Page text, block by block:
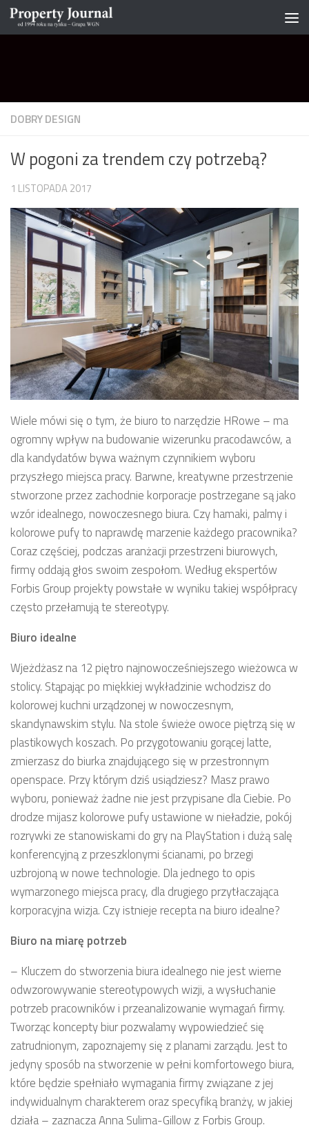
Skip to content
DOBRY DESIGN
W pogoni za trendem czy potrzebą?
1 LISTOPADA 2017
Wiele mówi się o tym, że biuro to narzędzie HRowe – ma
ogromny wpływ na budowanie wizerunku pracodawców, a
dla kandydatów bywa ważnym czynnikiem wyboru
przyszłego miejsca pracy. Barwne, kreatywne przestrzenie
stworzone przez zachodnie korporacje postrzegane są jako
wzór idealnego, nowoczesnego biura. Czy hamaki, palmy i
kolorowe pufy to naprawdę marzenie każdego pracownika?
Coraz częściej, podczas aranżacji przestrzeni biurowych,
firmy oddają głos swoim zespołom. Według ekspertów
Forbis Group projekty powstałe w wyniku takiej współpracy
często przełamują te stereotypy.
Biuro idealne
Wjeżdżasz na 12 piętro najnowocześniejszego wieżowca w
stolicy. Stąpając po miękkiej wykładzinie wchodzisz do
kolorowej kuchni urządzonej w nowoczesnym,
skandynawskim stylu. Na stole świeże owoce piętrzą się w
plastikowych koszach. Po przygotowaniu gorącej latte,
zmierzasz do biurka znajdującego się w przestronnym
openspace. Przy którym dziś usiądziesz? Masz prawo
wyboru, ponieważ żadne nie jest przypisane dla Ciebie. Po
drodze mijasz kolorowe pufy ustawione w nieładzie, pokój
rozrywki ze stanowiskami do gry na PlayStation i dużą salę
konferencyjną z przeszklonymi ścianami, po brzegi
uzbrojoną w nowe technologie. Dla jednego to opis
wymarzonego miejsca pracy, dla drugiego przytłaczająca
korporacyjna wizja. Czy istnieje recepta na biuro idealne?
Biuro na miarę potrzeb
– Kluczem do stworzenia biura idealnego nie jest wierne
odwzorowywanie stereotypowych wizji, a wysłuchanie
potrzeb pracowników i przeanalizowanie wymagań firmy.
Tworząc koncepty biur pozwalamy wypowiedzieć się
zatrudnionym, zapoznajemy się z planami zarządu. Jest to
jedyny sposób na stworzenie w pełni komfortowego biura,
które będzie spełniało wymagania firmy związane z jej
indywidualnym charakterem oraz specyfiką branży, w jakiej
działa – zaznacza Anna Sulima-Gillow z Forbis Group.